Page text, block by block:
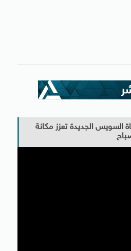
السويس الجديدة تعزز مكانة